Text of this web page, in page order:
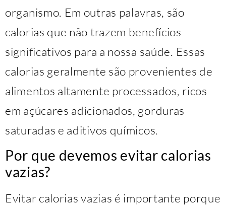
organismo. Em outras palavras, são
calorias que não trazem benefícios
significativos para a nossa saúde. Essas
calorias geralmente são provenientes de
alimentos altamente processados, ricos
em açúcares adicionados, gorduras
saturadas e aditivos químicos.
Por que devemos evitar calorias
vazias?
Evitar calorias vazias é importante porque